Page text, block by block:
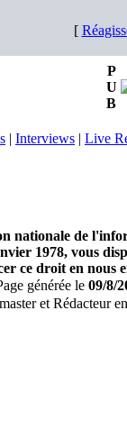
[
P
U
B
| Interviews | Live
nationale de
1978, vous
ce droit en
générée le 09/8/
et Rédacteur